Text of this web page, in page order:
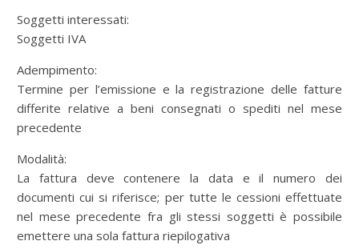
Soggetti interessati:
Soggetti IVA
Adempimento:
Termine per l’emissione e la registrazione delle fatture
differite relative a beni consegnati o spediti nel mese
precedente
Modalità:
La fattura deve contenere la data e il numero dei
documenti cui si riferisce; per tutte le cessioni effettuate
nel mese precedente fra gli stessi soggetti è possibile
emettere una sola fattura riepilogativa